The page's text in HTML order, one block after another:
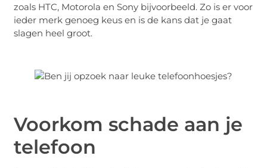
zoals HTC, Motorola en Sony bijvoorbeeld. Zo is er voor
ieder merk genoeg keus en is de kans dat je gaat
slagen heel groot.
Voorkom schade aan je
telefoon